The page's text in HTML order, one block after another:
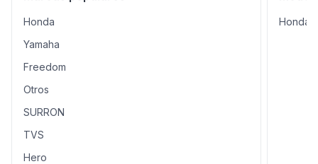
Honda
Yamaha
Freedom
Otros
SURRON
TVS
Hero
Honda